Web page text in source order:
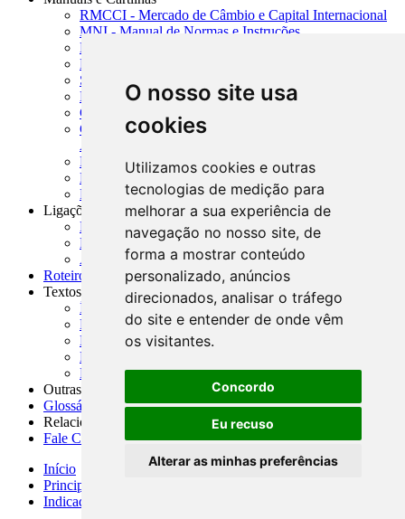
O nosso site usa
cookies
Utilizamos cookies e outras
tecnologias de medição para
melhorar a sua experiência de
navegação no nosso site, de
forma a mostrar conteúdo
personalizado, anúncios
direcionados, analisar o tráfego
do site e entender de onde vêm
os visitantes.
Concordo
Eu recuso
Alterar as minhas preferências
RMCCI - Mercado de Câmbio e Capital Internacional
MNI - Manual de Normas e Instruções
MTVM - Manual de Títulos e Valores Mobiliários
MCR - Manual de Crédito Rural
SISORF - Manual de Organização do SFN
MASUP - Manual de Supervisão Bancária
CADOC - Catálogo de Documentos
CNAE-CONCLA - Classificação Nacional de
Atividades Econômicas
PMF - Cartilhas do BCB
Manuais Auxiliares do BCB e Cosif-e
Resenhas Diárias Governamentais
Ligações Externas
Links Úteis
Presidência da República
Agências Nacionais Reguladoras
Roteiros para Estudos
Textos
Índice de Textos
Editorial
Monografias
Na Imprensa
Fórum de Discussão
Outras ferramentas
Glossário
Relacionamento
Fale Conosco
Início
Principais notícias
Indicadores